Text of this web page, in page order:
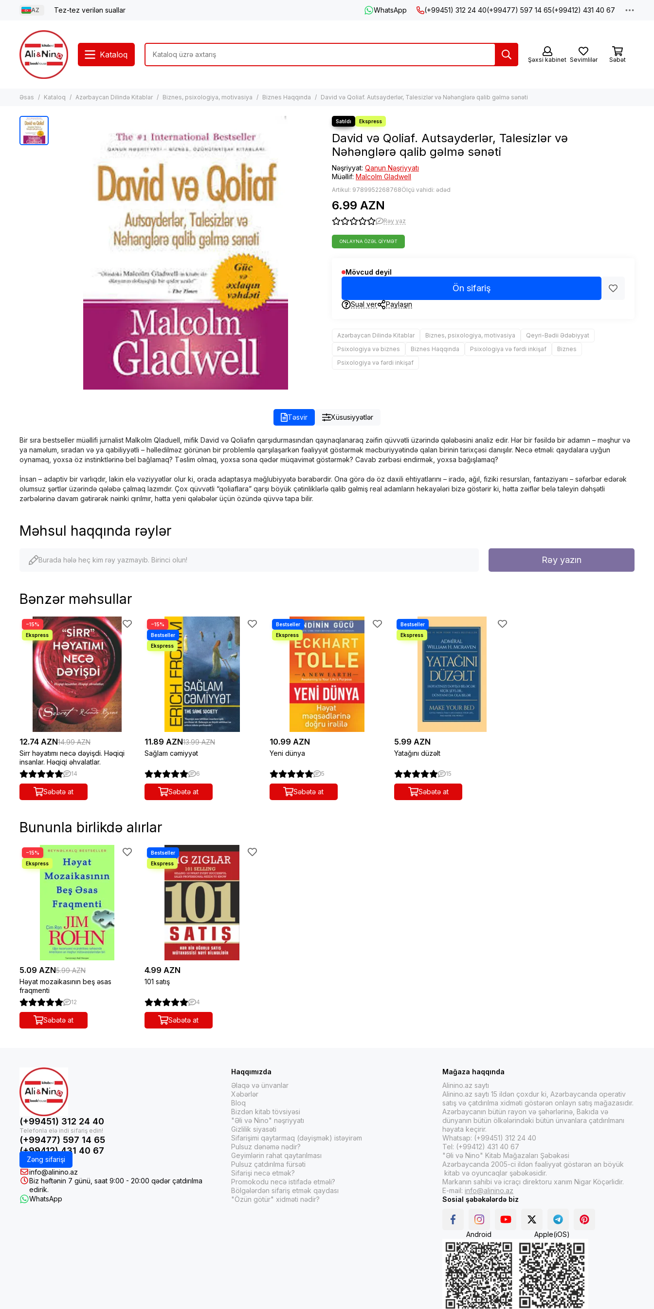
AZ Tez-tez verilən suallar WhatsApp (+99451) 312 24 40(+99477) 597 14 65(+99412) 431 40 67
Kataloq
Şəxsi kabinet Sevimlilər Səbət
Əsas Kataloq Azərbaycan Dilində Kitablar Biznes, psixologiya, motivasiya Biznes Haqqında David və Qoliaf. Autsayderlər, Talesizlər və Nəhənglərə qalib gəlmə sənəti
David və Qoliaf. Autsayderlər, Talesizlər və
Nəhənglərə qalib gəlmə sənəti
Nəşriyyat: Qanun Nəşriyyatı
Müəllif: Malcolm Gladwell
Artikul: 9789952268768Ölçü vahidi: ədəd
6.99 AZN
Rəy yaz
ONLAYNA ÖZƏL QIYMƏT
Mövcud deyil
Ön sifariş
Sual ver Paylaşın
Azərbaycan Dilində Kitablar Biznes, psixologiya, motivasiya
Qeyri-Bədii Ədəbiyyat
Psixologiya və biznes
Biznes Haqqında Psixologiya və fərdi inkişaf
Biznes
Psixologiya və fərdi inkişaf
Təsvir Xüsusiyyətlər
Bir sıra bestseller müəllifi jurnalist Malkolm Qladuell, mifik David və Qoliafın qarşıdurmasından qaynaqlanaraq zəifin qüvvətli üzərində qələbəsini analiz edir. Hər bir fəsildə bir adamın – məşhur və
ya naməlum, sıradan və ya qabiliyyətli – həlledilməz görünən bir problemlə qarşılaşarkən fəaliyyət göstərmək məcburiyyətində qalan birinin tarixçəsi da­nı­şılır. Necə etməli: qaydalara uyğun
oynamaq, yoxsa öz instinktlərinə bel bağlamaq? Təslim olmaq, yoxsa sona qədər müqavimət göstərmək? Cavab zərbəsi endirmək, yoxsa ba­ğışlamaq?
İnsan – adaptiv bir varlıqdır, lakin elə vəziyyətlər olur ki, orada adaptasya məğlubiyyətə bərabərdir. Ona görə də öz daxili ehtiyatlarını – iradə, ağıl, fiziki resursları, fantaziyanı – səfərbər edərək
olumsuz şərtlər üzərində qələbə çalmaq lazımdır. Çox qüvvətli “qoliaflara” qarşı böyük çətinliklərlə qalib gəlmiş real adamların hekayələri bizə göstərir ki, hətta zəiflər belə taleyin dəhşətli
zərbələrinə davam gətirərək nəinki qırılmır, hətta yeni qələbələr üçün özündə qüvvə tapa bilir.
Məhsul haqqında rəylər
Burada hələ heç kim rəy yazmayıb. Birinci olun! Rəy yazın
Bənzər məhsullar
−15%
12.74 AZN14.99 AZN
Sirr həyatımı necə dəyişdi. Həqiqi
insanlar. Həqiqi əhvalatlar.
14
Səbətə at
−15%
11.89 AZN13.99 AZN
Sağlam cəmiyyət
6
Səbətə at
10.99 AZN
Yeni dünya
5
Səbətə at
5.99 AZN
Yatağını düzəlt
15
Səbətə at
Bununla birlikdə alırlar
−15%
5.09 AZN5.99 AZN
Həyat mozaikasının beş əsas
fraqmenti
12
Səbətə at
4.99 AZN
101 satış
4
Səbətə at
(+99451) 312 24 40
(+99477) 597 14 65
(+99412) 431 40 67
Zəng sifarişi
info@alinino.az
Biz həftənin 7 günü, saat 9:00 - 20:00 qədər çatdırılma
edirik.
WhatsApp
Haqqımızda
Əlaqə və ünvanlar
Xəbərlər
Bloq
Bizdən kitab tövsiyəsi
"Əli və Nino" nəşriyyatı
Gizlilik siyasəti
Sifarişimi qaytarmaq (dəyişmək) istəyirəm
Pulsuz dənəmə nədir?
Geyimlərin rahat qaytarılması
Pulsuz çatdırılma fürsəti
Sifarişi necə etmək?
Promokodu necə istifadə etməli?
Bölgələrdən sifariş etmək qaydası
"Özün götür" xidməti nədir?
Mağaza haqqında
Alinino.az saytı
Alinino.az saytı 15 ildən çoxdur ki, Azərbaycanda operativ
satış və çatdırılma xidməti göstərən onlayn satış mağazasıdır.
Azərbaycanın bütün rayon və şəhərlərinə, Bakıda və
dünyanın bütün ölkələrindəki bütün ünvanlara çatdırılmanı
həyata keçirir.
Whatsap: (+99451) 312 24 40
Tel: (+99412) 431 40 67
"Əli və Nino" Kitab Mağazaları Şəbəkəsi
Azərbaycanda 2005-ci ildən fəaliyyət göstərən ən böyük
kitab və oyuncaqlar şəbəkəsidir.
Markanın sahibi və icraçı direktoru xanım Nigar Köçərlidir.
E-mail: info@alinino.az
Sosial şəbəkələrdə biz
Android Apple(iOS)